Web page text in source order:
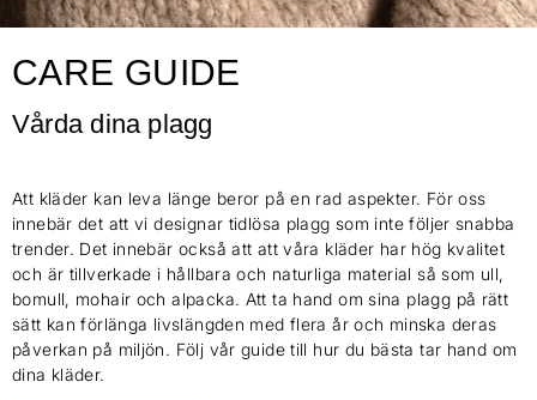
CARE GUIDE
Vårda dina plagg
Att kläder kan leva länge beror på en rad aspekter. För oss
innebär det att vi designar tidlösa plagg som inte följer snabba
trender. Det innebär också att att våra kläder har hög kvalitet
och är tillverkade i hållbara och naturliga material så som ull,
bomull, mohair och alpacka. Att ta hand om sina plagg på rätt
sätt kan förlänga livslängden med flera år och minska deras
påverkan på miljön. Följ vår guide till hur du bästa tar hand om
dina kläder.